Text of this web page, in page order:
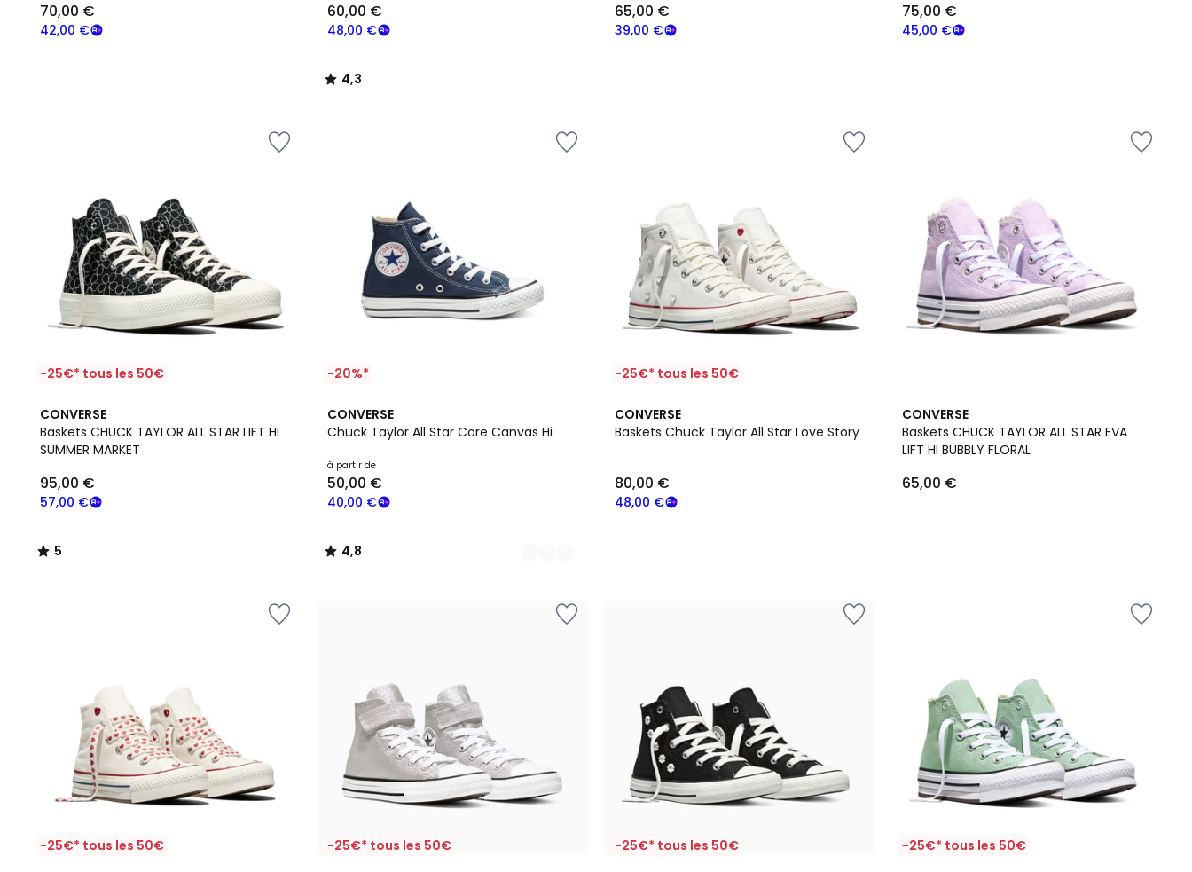
42,00 €
70,00 €
48,00 €
60,00 €
4,3
/
39,00 €
65,00 €
45,00 €
75,00 €
-25€* tous les 50€
CONVERSE
Baskets CHUCK TAYLOR ALL STAR LIFT HI
SUMMER MARKET
57,00 €
95,00 €
5
/
5
5
/
-20%*
CONVERSE
Chuck Taylor All Star Core Canvas Hi
à partir de
40,00 €
50,00 €
4,8
/ 5
6
Couleurs
4,8
/
-25€* tous les 50€
CONVERSE
Baskets Chuck Taylor All Star Love Story
48,00 €
80,00 €
CONVERSE
Baskets CHUCK TAYLOR ALL STAR EVA
LIFT HI BUBBLY FLORAL
65,00 €
-25€* tous les 50€ -25€* tous les 50€ -25€* tous les 50€ -25€* tous les 50€